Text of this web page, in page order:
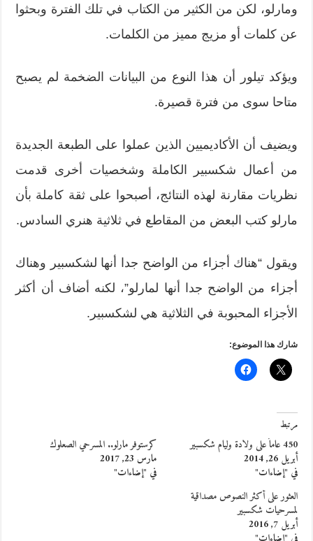
ومارلو، لكن من الكثير من الكتاب في تلك الفترة وبحثوا
عن كلمات أو مزيج مميز من الكلمات.
ويؤكد تيلور أن هذا النوع من البيانات الضخمة لم يصبح
متاحا سوى من فترة قصيرة.
ويضيف أن الأكاديميين الذين عملوا على الطبعة الجديدة
من أعمال شكسبير الكاملة وشخصيات أخرى قدمت
نظريات مقارنة لهذه النتائج، أصبحوا على ثقة كاملة بأن
مارلو كتب البعض من المقاطع في ثلاثية هنري السادس.
ويقول “هناك أجزاء من الواضح جدا أنها لشكسبير وهناك
أجزاء من الواضح جدا أنها لمارلو”، لكنه أضاف أن أكثر
الأجزاء المحبوبة في الثلاثية هي لشكسبير.
شارك هذا الموضوع:
مرتبط
450 عاماً على ولادة وليام شكسبير
أبريل 26, 2014
في "إضاءات"
كرستوفر مارلو.. المسرحي الصعلوك
مارس 23, 2017
في "إضاءات"
العثور على أكثر النصوص مصداقية
لمسرحيات شكسبير
أبريل 7, 2016